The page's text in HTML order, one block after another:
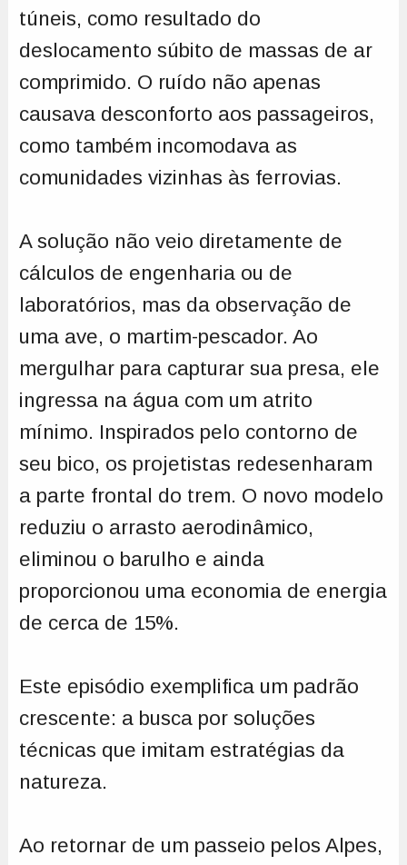
túneis, como resultado do
deslocamento súbito de massas de ar
comprimido. O ruído não apenas
causava desconforto aos passageiros,
como também incomodava as
comunidades vizinhas às ferrovias.
A solução não veio diretamente de
cálculos de engenharia ou de
laboratórios, mas da observação de
uma ave, o martim-pescador. Ao
mergulhar para capturar sua presa, ele
ingressa na água com um atrito
mínimo. Inspirados pelo contorno de
seu bico, os projetistas redesenharam
a parte frontal do trem. O novo modelo
reduziu o arrasto aerodinâmico,
eliminou o barulho e ainda
proporcionou uma economia de energia
de cerca de 15%.
Este episódio exemplifica um padrão
crescente: a busca por soluções
técnicas que imitam estratégias da
natureza.
Ao retornar de um passeio pelos Alpes,